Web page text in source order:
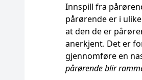
Innspill fra
pårørende er i
at den de er
anerkjent. Det er
gjennomføre en
pårørende blir